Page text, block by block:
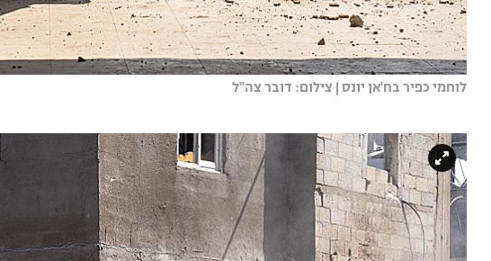
לוחמי כפיר בח'אן יונס | צילום: דובר צה"ל